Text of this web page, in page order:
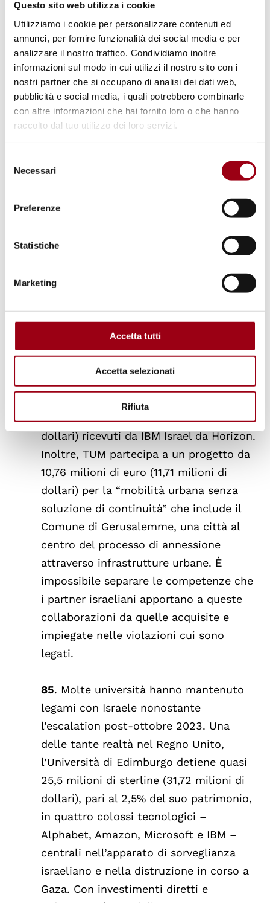
Questo sito web utilizza i cookie
Utilizziamo i cookie per personalizzare contenuti ed
annunci, per fornire funzionalità dei social media e per
analizzare il nostro traffico. Condividiamo inoltre
informazioni sul modo in cui utilizzi il nostro sito con i
nostri partner che si occupano di analisi dei dati web,
pubblicità e social media, i quali potrebbero combinarle
con altre informazioni che hai fornito loro o che hanno
raccolto dal tuo utilizzo dei loro servizi.
delNecessari
Preferenze
Statistiche
Marketing
Accetta tutti
Accetta selezionati
Rifiuta
genocidio. Dal 2014, la Commissione ha
erogato oltre 2,12 miliardi di euro (2,4
miliardi di dollari) a entità israeliane,
incluso il Ministero della Difesa, mentre
le istituzioni accademiche europee
beneficiano e rafforzano queste
interconnessioni. La Technische
Universität München (TUM) ha ricevuto
198,5 milioni di euro (218 milioni di
dollari) di fondi Horizon, inclusi 11,47
milioni di euro (12,6 milioni di dollari)
israeliani, tra cui aziende militari e
tecnologiche. TUM e IAI collaborano su
un progetto da 792.795,75 euro (868.416
dollari) per sviluppare tecnologie di
rifornimento a idrogeno verde, rilevanti
7,02 milioni di euro (7,71 milioni di
dollari) ricevuti da IBM Israel da Horizon.
Inoltre, TUM partecipa a un progetto da
10,76 milioni di euro (11,71 milioni di
dollari) per la “mobilità urbana senza
soluzione di continuità” che include il
Comune di Gerusalemme, una città al
centro del processo di annessione
attraverso infrastrutture urbane. È
impossibile separare le competenze che
i partner israeliani apportano a queste
collaborazioni da quelle acquisite e
impiegate nelle violazioni cui sono
legati.
85. Molte università hanno mantenuto
legami con Israele nonostante
l’escalation post-ottobre 2023. Una
delle tante realtà nel Regno Unito,
l’Università di Edimburgo detiene quasi
25,5 milioni di sterline (31,72 milioni di
dollari), pari al 2,5% del suo patrimonio,
in quattro colossi tecnologici –
Alphabet, Amazon, Microsoft e IBM –
centrali nell’apparato di sorveglianza
israeliano e nella distruzione in corso a
Gaza. Con investimenti diretti e